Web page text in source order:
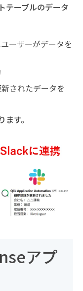
テーブルのデータ
ーザーがデータを
されたデータを
す。
アプ